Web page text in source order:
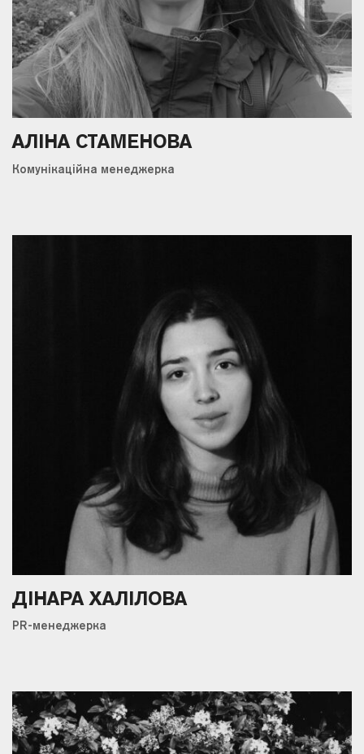
АЛІНА СТАМЕНОВА
Комунікаційна менеджерка
ДІНАРА ХАЛІЛОВА
PR-менеджерка